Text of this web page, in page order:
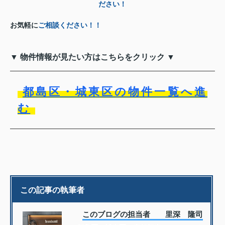
ださい！
お気軽にご相談ください！！
▼ 物件情報が見たい方はこちらをクリック ▼
都島区・城東区の物件一覧へ進
む
この記事の執筆者
このブログの担当者 里深 隆司